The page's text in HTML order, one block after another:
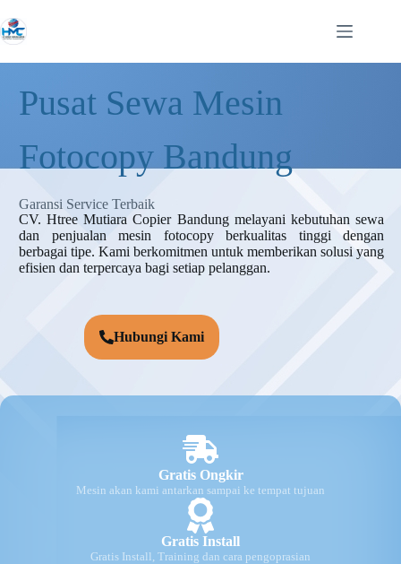
Pusat Sewa Mesin
Fotocopy Bandung
Garansi Service Terbaik
CV. Htree Mutiara Copier Bandung melayani kebutuhan sewa
dan penjualan mesin fotocopy berkualitas tinggi dengan
berbagai tipe. Kami berkomitmen untuk memberikan solusi yang
efisien dan terpercaya bagi setiap pelanggan.
Hubungi Kami
Gratis Ongkir
Mesin akan kami antarkan sampai ke tempat tujuan
Gratis Install
Gratis Install, Training dan cara pengoprasian